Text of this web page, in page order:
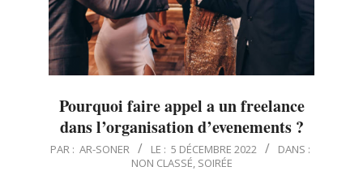
Pourquoi faire appel a un freelance
dans l’organisation d’evenements ?
2022-
PAR : AR-SONER LE : 5 DÉCEMBRE 2022
DANS :
NON CLASSÉ SOIRÉE